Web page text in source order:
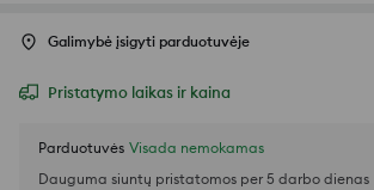
Galimybė įsigyti parduotuvėje
Pristatymo laikas ir kaina
Parduotuvės Visada nemokamas
Dauguma siuntų pristatomos per 5 darbo dienas